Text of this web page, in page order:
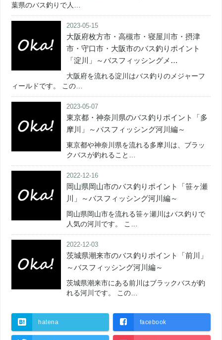
葉県のバス釣りで人…
2023-05-15
大阪府枚方市・高槻市・寝屋川市・摂津
市・守口市・大阪市のバス釣りポイント
「淀川」～バスフィッシングメ…
大阪府を流れる淀川はバス釣りのメジャーフ
ィールドです。 この…
2023-05-07
東京都・神奈川県のバス釣りポイント「多
摩川」～バスフィッシング河川編～
東京都や神奈川県を流れる多摩川は、ブラッ
クバスが釣れること…
2022-12-16
岡山県岡山市のバス釣りポイント「笹ヶ瀬
川」～バスフィッシング河川編～
岡山県岡山市を流れる笹ヶ瀬川はバス釣りで
人気の河川です。 こ…
2022-12-03
茨城県潮来市のバス釣りポイント「前川」
～バスフィッシング河川編～
茨城県潮来市にある前川はブラックバスが釣
れる河川です。 この…
hatena facebook